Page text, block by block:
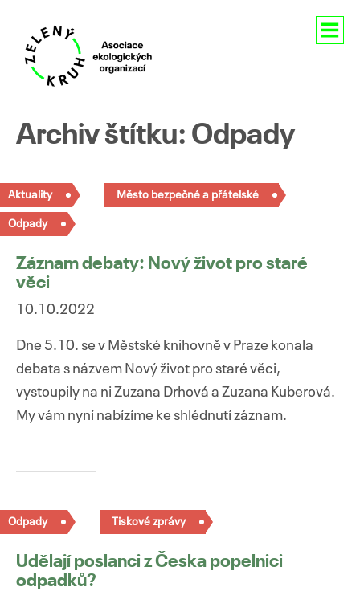
Pro média
Archiv štítku: Odpady
Aktuality Město bezpečné a přátelské
Odpady
Záznam debaty: Nový život pro staré
věci
10.10.2022
Dne 5.10. se v Městské knihovně v Praze konala
debata s názvem Nový život pro staré věci,
vystoupily na ni Zuzana Drhová a Zuzana Kuberová.
My vám nyní nabízíme ke shlédnutí záznam.
Odpady Tiskové zprávy
Udělají poslanci z Česka popelnici
odpadků?